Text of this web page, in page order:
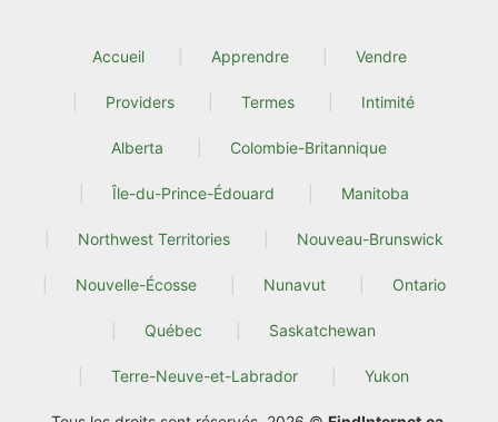
Accueil Apprendre Vendre
Providers Termes Intimité
Alberta Colombie-Britannique
Île-du-Prince-Édouard Manitoba
Northwest Territories Nouveau-Brunswick
Nouvelle-Écosse Nunavut Ontario
Québec Saskatchewan
Terre-Neuve-et-Labrador Yukon